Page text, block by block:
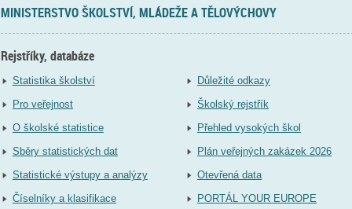
MINISTERSTVO ŠKOLSTVÍ, MLÁDEŽE A TĚLOVÝCHOVY
Rejstříky, databáze
Statistika školství
Pro veřejnost
O školské statistice
Sběry statistických dat
Statistické výstupy a analýzy
Číselníky a klasifikace
Důležité odkazy
Školský rejstřík
Přehled vysokých škol
Plán veřejných zakázek 2026
Otevřená data
PORTÁL YOUR EUROPE